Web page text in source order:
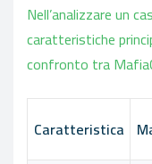
Nell’analizzare un
caratteristiche
confronto tra
Caratteristica